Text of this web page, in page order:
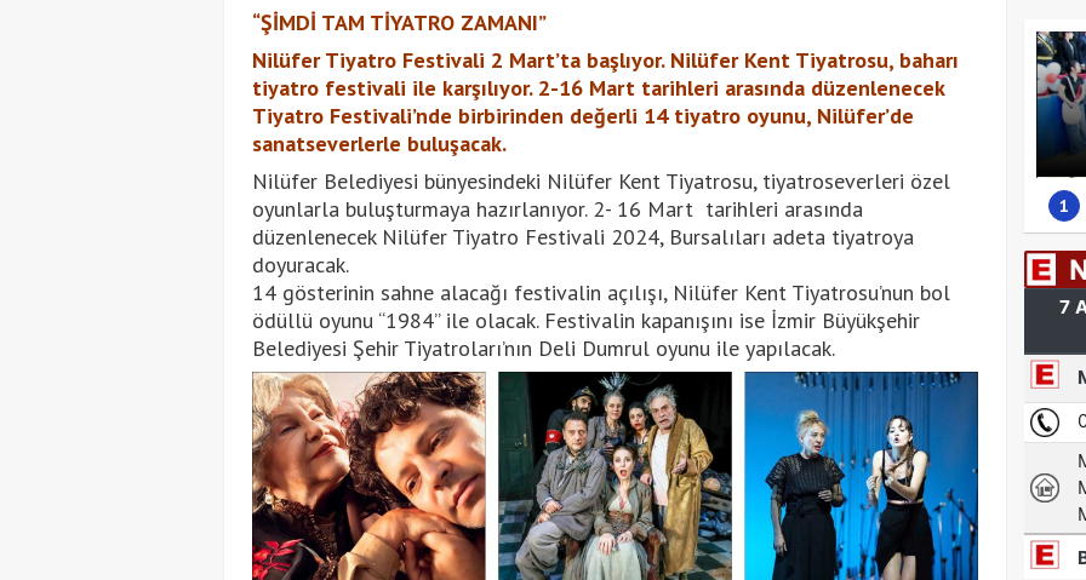
“ŞİMDİ TAM TİYATRO ZAMANI”
Nilüfer Tiyatro Festivali 2 Mart’ta başlıyor. Nilüfer Kent Tiyatrosu, baharı
tiyatro festivali ile karşılıyor. 2-16 Mart tarihleri arasında düzenlenecek
Tiyatro Festivali’nde birbirinden değerli 14 tiyatro oyunu, Nilüfer’de
sanatseverlerle buluşacak.
Nilüfer Belediyesi bünyesindeki Nilüfer Kent Tiyatrosu, tiyatroseverleri özel
oyunlarla buluşturmaya hazırlanıyor. 2- 16 Mart tarihleri arasında
düzenlenecek Nilüfer Tiyatro Festivali 2024, Bursalıları adeta tiyatroya
doyuracak.
14 gösterinin sahne alacağı festivalin açılışı, Nilüfer Kent Tiyatrosu’nun bol
ödüllü oyunu “1984” ile olacak. Festivalin kapanışını ise İzmir Büyükşehir
Belediyesi Şehir Tiyatroları’nın Deli Dumrul oyunu ile yapılacak.
1